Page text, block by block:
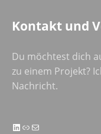
Kontakt und
Du möchtest dich
zu einem Projekt?
Nachricht.
LinkedIn
LinkE-Mail